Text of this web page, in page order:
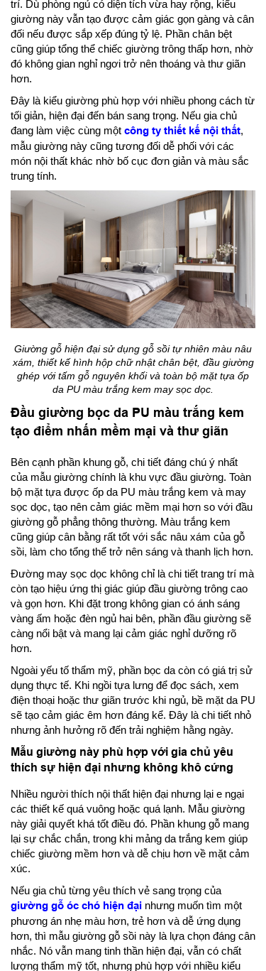
trí. Dù phòng ngủ có diện tích vừa hay rộng, kiểu
giường này vẫn tạo được cảm giác gọn gàng và cân
đối nếu được sắp xếp đúng tỷ lệ. Phần chân bệt
cũng giúp tổng thể chiếc giường trông thấp hơn, nhờ
đó không gian nghỉ ngơi trở nên thoáng và thư giãn
hơn.
Đây là kiểu giường phù hợp với nhiều phong cách từ
tối giản, hiện đại đến bán sang trọng. Nếu gia chủ
đang làm việc cùng một công ty thiết kế nội thất,
mẫu giường này cũng tương đối dễ phối với các
món nội thất khác nhờ bố cục đơn giản và màu sắc
trung tính.
Giường gỗ hiện đại sử dụng gỗ sồi tự nhiên màu nâu
xám, thiết kế hình hộp chữ nhật chân bệt, đầu giường
ghép với tấm gỗ nguyên khối và toàn bộ mặt tựa ốp
da PU màu trắng kem may sọc dọc.
Đầu giường bọc da PU màu trắng kem
tạo điểm nhấn mềm mại và thư giãn
Bên cạnh phần khung gỗ, chi tiết đáng chú ý nhất
của mẫu giường chính là khu vực đầu giường. Toàn
bộ mặt tựa được ốp da PU màu trắng kem và may
sọc dọc, tạo nên cảm giác mềm mại hơn so với đầu
giường gỗ phẳng thông thường. Màu trắng kem
cũng giúp cân bằng rất tốt với sắc nâu xám của gỗ
sồi, làm cho tổng thể trở nên sáng và thanh lịch hơn.
Đường may sọc dọc không chỉ là chi tiết trang trí mà
còn tạo hiệu ứng thị giác giúp đầu giường trông cao
và gọn hơn. Khi đặt trong không gian có ánh sáng
vàng ấm hoặc đèn ngủ hai bên, phần đầu giường sẽ
càng nổi bật và mang lại cảm giác nghỉ dưỡng rõ
hơn.
Ngoài yếu tố thẩm mỹ, phần bọc da còn có giá trị sử
dụng thực tế. Khi ngồi tựa lưng để đọc sách, xem
điện thoại hoặc thư giãn trước khi ngủ, bề mặt da PU
sẽ tạo cảm giác êm hơn đáng kể. Đây là chi tiết nhỏ
nhưng ảnh hưởng rõ đến trải nghiệm hằng ngày.
Mẫu giường này phù hợp với gia chủ yêu
thích sự hiện đại nhưng không khô cứng
Nhiều người thích nội thất hiện đại nhưng lại e ngại
các thiết kế quá vuông hoặc quá lạnh. Mẫu giường
này giải quyết khá tốt điều đó. Phần khung gỗ mang
lại sự chắc chắn, trong khi mảng da trắng kem giúp
chiếc giường mềm hơn và dễ chịu hơn về mặt cảm
xúc.
Nếu gia chủ từng yêu thích vẻ sang trọng của
giường gỗ óc chó hiện đại nhưng muốn tìm một
phương án nhẹ màu hơn, trẻ hơn và dễ ứng dụng
hơn, thì mẫu giường gỗ sồi này là lựa chọn đáng cân
nhắc. Nó vẫn mang tinh thần hiện đại, vẫn có chất
lượng thẩm mỹ tốt, nhưng phù hợp với nhiều kiểu